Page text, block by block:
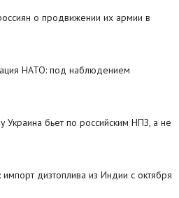
о продвижении их армии в
НАТО: под наблюдением
Украина бьет по российским НПЗ, а не
импорт дизтоплива из Индии с октября